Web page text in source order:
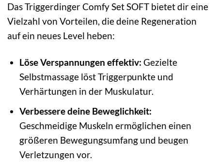
Das Triggerdinger Comfy Set SOFT bietet dir eine
Vielzahl von Vorteilen, die deine Regeneration
auf ein neues Level heben:
Löse Verspannungen effektiv: Gezielte
Selbstmassage löst Triggerpunkte und
Verhärtungen in der Muskulatur.
Verbessere deine Beweglichkeit:
Geschmeidige Muskeln ermöglichen einen
größeren Bewegungsumfang und beugen
Verletzungen vor.